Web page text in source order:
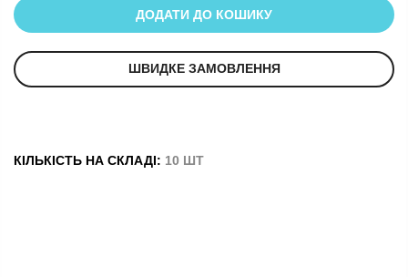
ДОДАТИ ДО КОШИКУ
ШВИДКЕ ЗАМОВЛЕННЯ
КІЛЬКІСТЬ НА СКЛАДІ: 10 ШТ